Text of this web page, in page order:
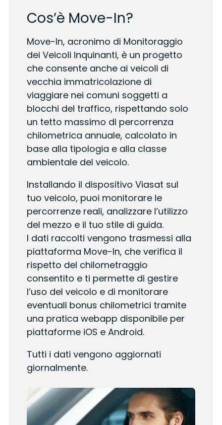
Cos’è Move-In?
Move-In, acronimo di Monitoraggio
dei Veicoli Inquinanti, è un progetto
che consente anche ai veicoli di
vecchia immatricolazione di
viaggiare nei comuni soggetti a
blocchi del traffico, rispettando solo
un tetto massimo di percorrenza
chilometrica annuale, calcolato in
base alla tipologia e alla classe
ambientale del veicolo.
Installando il dispositivo Viasat sul
tuo veicolo, puoi monitorare le
percorrenze reali, analizzare l’utilizzo
del mezzo e il tuo stile di guida.
I dati raccolti vengono trasmessi alla
piattaforma Move-In, che verifica il
rispetto del chilometraggio
consentito e ti permette di gestire
l’uso del veicolo e di monitorare
eventuali bonus chilometrici tramite
una pratica webapp disponibile per
piattaforme iOS e Android.
Tutti i dati vengono aggiornati
giornalmente.